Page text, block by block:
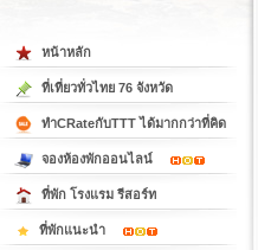
หน้าหลัก
ที่เที่ยวทั่วไทย 76 จังหวัด
ทำCRateกับTTT ได้มากกว่าที่คิด
จองห้องพักออนไลน์
ที่พัก โรงแรม รีสอร์ท
ที่พักแนะนำ